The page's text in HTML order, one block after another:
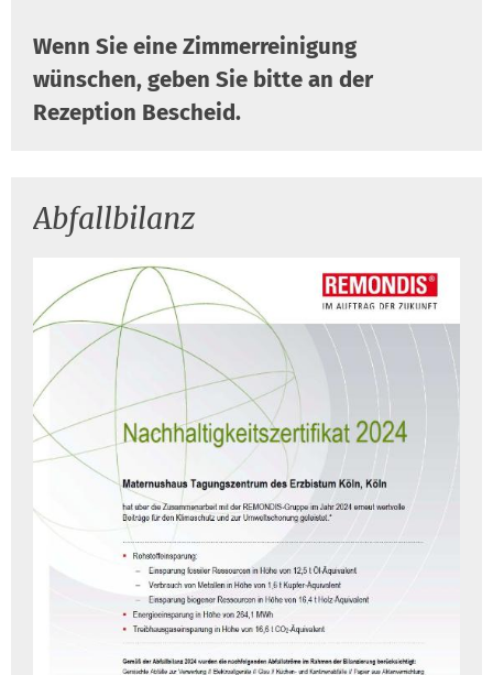
Wenn Sie eine Zimmerreinigung
wünschen, geben Sie bitte an der
Rezeption Bescheid.
Abfallbilanz